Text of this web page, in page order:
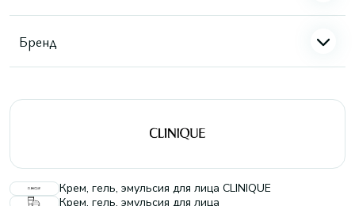
Бренд
Крем, гель, эмульсия для лица CLINIQUE
Крем, гель, эмульсия для лица